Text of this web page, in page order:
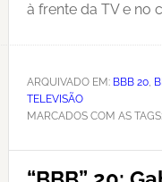
à frente da TV e no
ARQUIVADO EM: BBB 20,
TELEVISÃO
MARCADOS COM AS TAGS: